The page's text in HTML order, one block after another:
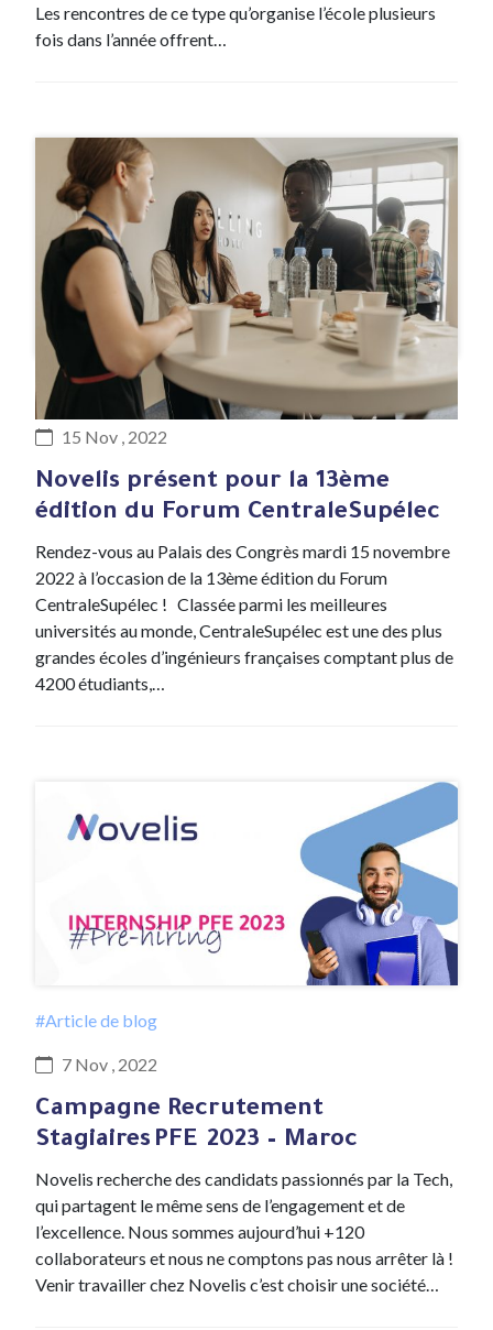
Les rencontres de ce type qu’organise l’école plusieurs
fois dans l’année offrent…
#Evenement
15 Nov , 2022
Novelis présent pour la 13ème
édition du Forum CentraleSupélec
Rendez-vous au Palais des Congrès mardi 15 novembre
2022 à l’occasion de la 13ème édition du Forum
CentraleSupélec ! Classée parmi les meilleures
universités au monde, CentraleSupélec est une des plus
grandes écoles d’ingénieurs françaises comptant plus de
4200 étudiants,…
#Article de blog
7 Nov , 2022
Campagne Recrutement
Stagiaires PFE 2023 – Maroc
Novelis recherche des candidats passionnés par la Tech,
qui partagent le même sens de l’engagement et de
l’excellence. Nous sommes aujourd’hui +120
collaborateurs et nous ne comptons pas nous arrêter là !
Venir travailler chez Novelis c’est choisir une société…